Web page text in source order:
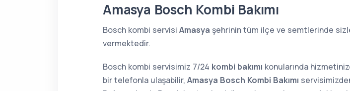
Amasya Bosch Kombi Bakımı
Bosch kombi servisi Amasya şehrinin tüm ilçe ve semtlerinde
vermektedir.
Bosch kombi servisimiz 7/24 kombi bakımı konularında
bir telefonla ulaşabilir, Amasya Bosch Kombi Bakımı